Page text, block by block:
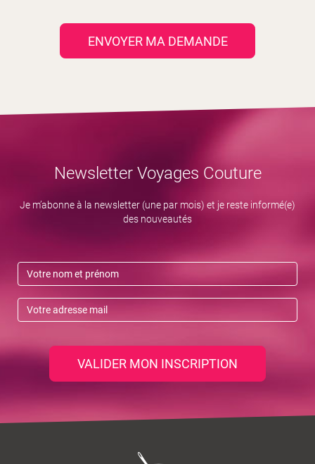
ENVOYER MA DEMANDE
Newsletter Voyages Couture
Je m’abonne à la newsletter (une par mois) et je reste informé(e)
des nouveautés
VALIDER MON INSCRIPTION